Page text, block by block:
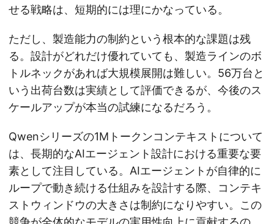
せる戦略は、短期的には理にかなっている。
ただし、製造能力の制約という根本的な課題は残
る。設計がどれだけ優れていても、製造ラインのボ
トルネックがあれば大規模展開は難しい。56万台と
いう出荷台数は実績として評価できるが、今後のス
ケールアップが本当の試練になるだろう。
Qwenシリーズの1Mトークンコンテキストについて
は、長期的なAIエージェント設計における重要な要
素として注目している。AIエージェントが自律的に
ループで動き続ける仕組みを設計する際、コンテキ
ストウィンドウの大きさは制約になりやすい。この